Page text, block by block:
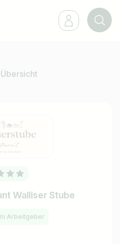
Walliser Stube
Arbeitgeber